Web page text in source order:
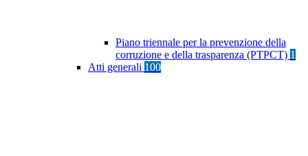
Piano triennale per la prevenzione della
corruzione e della trasparenza (PTPCT) 1
Atti generali 100